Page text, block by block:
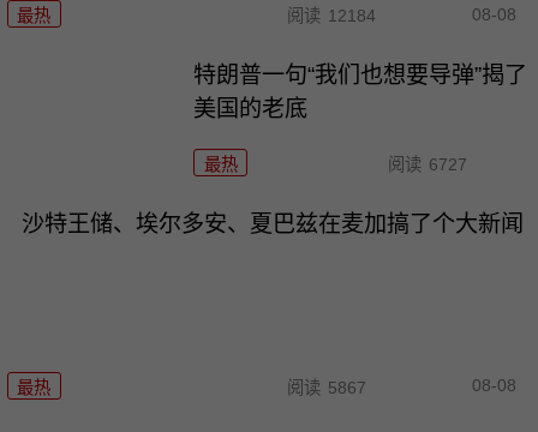
最热 阅读 12184 08-08
特朗普一句“我们也想要导弹”揭了
美国的老底
最热 阅读 6727
沙特王储、埃尔多安、夏巴兹在麦加搞了个大新闻
最热 阅读 5867 08-08